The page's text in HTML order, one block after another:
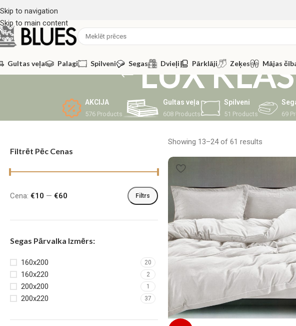
Skip to navigation
Skip to main content
Gultas veļa Palagi Spilveni Segas Dvieļi Pārklāji Zeķes Mājas
LUX
AKCIJA
576 Products
Gultas veļa
608 Products
Spilveni
51 Products 69
Filtrēt Pēc Cenas
Filtrs
Cena: €10 — €60
Segas Pārvalka Izmērs:
160x200 20
160x220 2
200x200 1
200x220 37
Showing 13–24 of 61 results